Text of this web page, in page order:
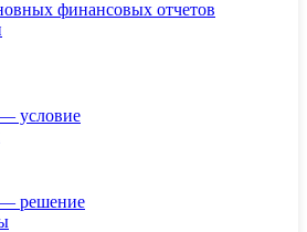
финансовых отчетов
условие
решение